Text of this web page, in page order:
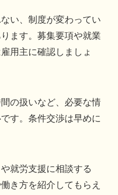
い、制度が変わってい
ます。募集要項や就業
用主に確認しましょ
の扱いなど、必要な情
す。条件交渉は早めに
就労支援に相談する
き方を紹介してもらえ